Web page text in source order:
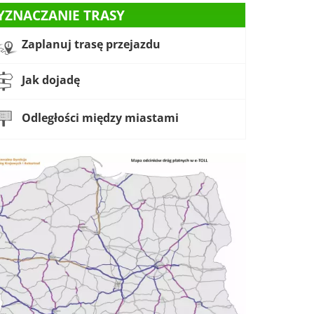
TRASY
Zaplanuj trasę przejazdu
Jak dojadę
Odległości między miastami